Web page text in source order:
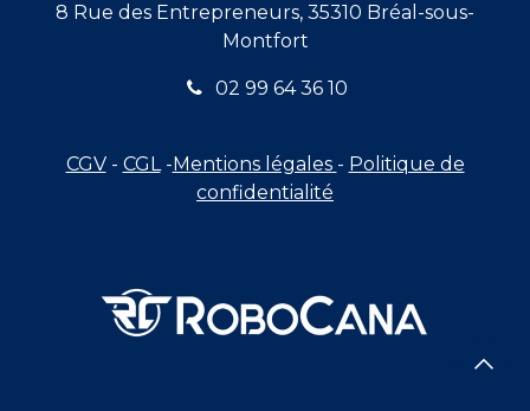
8 Rue des Entrepreneurs, 35310 Bréal-sous-
Montfort
02 99 64 36 10
CGV- CGL-Mentions légales - Politique de
confidentialité